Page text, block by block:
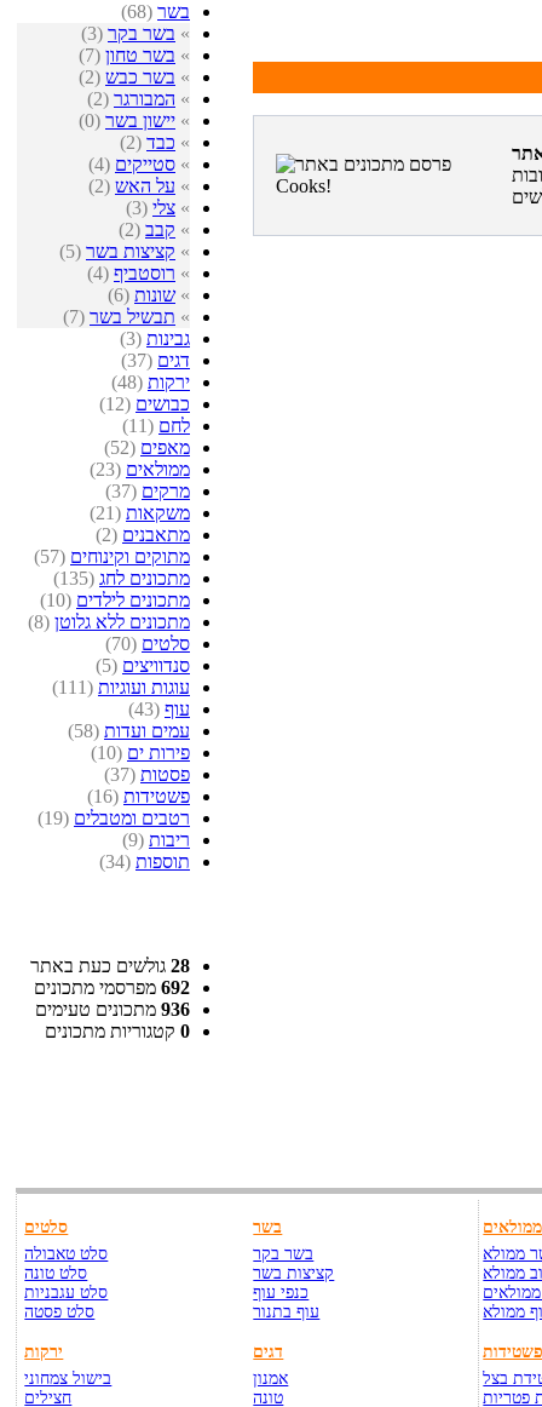
בשר (68)
» בשר בקר (3)
» בשר טחון (7)
» בשר כבש (2)
» המבורגר (2)
» יישון בשר (0)
» כבד (2)
» סטייקים (4)
» על האש (2)
» צלי (3)
» קבב (2)
» קציצות בשר (5)
» רוסטביף (4)
» שונות (6)
» תבשיל בשר (7)
גבינות (3)
דגים (37)
ירקות (48)
כבושים (12)
לחם (11)
מאפים (52)
ממולאים (23)
מרקים (37)
משקאות (21)
מתאבנים (2)
מתוקים וקינוחים (57)
מתכונים לחג (135)
מתכונים לילדים (10)
מתכונים ללא גלוטן (8)
סלטים (70)
סנדוויצים (5)
עוגות ועוגיות (111)
עוף (43)
עמים ועדות (58)
פירות ים (10)
פסטות (37)
פשטידות (16)
רטבים ומטבלים (19)
ריבות (9)
תוספות (34)
28 גולשים כעת באתר
692 מפרסמי מתכונים
936 מתכונים טעימים
0 קטגוריות מתכונים
סלטים
סלט טאבולה
סלט טונה
סלט עגבניות
סלט פסטה
ירקות
בישול צמחוני
חצילים
בשר
בשר בקר
קציצות בשר
כנפי עוף
עוף בתנור
דגים
אמנון
טונה
ממולאים
ממולא
ממולא
ממולא
בצל
פטריות